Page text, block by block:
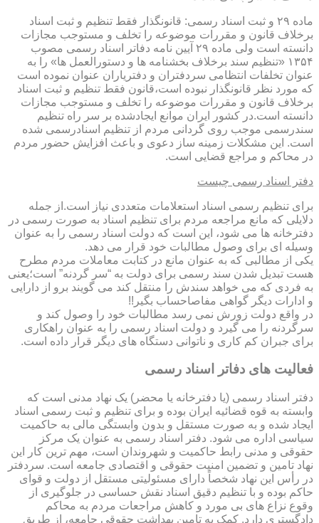
ماده ۲۹ و ثبت اسناد رسمی: قانونگذار فقط تنظیم و ثبت اسناد
برخلاف قانون و مقررات موضوعه را تخلف و مستوجب مجازات
دانسته است ولی ماده ۲۹ آیین نامه دفاتر اسناد رسمی مصوب
۱۳۵۴ «تنظیم سند برخلاف بخشنامه ها و دستورالعمل ها» را به
عنوان تخلفات انتظامی سردفتران و دفتریاران عنوان نموده است
که مورد نظر قانونگذار نبوده است،قانون فقط تنظیم و ثبت اسناد
برخلاف قانون و مقررات موضوعه را تخلف و مستوجب مجازات
دانسته است.در کشور ایران موانع ایجادشده بر سر راه تنظیم
سندرسمی موجب روی گردانی مردم از تنظیم اسنادرسمی شده
است. این مشکلات زمینه ساز دعوی و باعث افزایش حضور مردم
در محاکم و مراجع قضایی است.
دفتر اسناد رسمی چیست
برای تنظیم رسمی اسناد استعلامات متعددی نیاز است.از جمله
دلایلی که مانع مراجعه مردم برای تنظیم اسناد به صورت رسمی در
دفترخانه ها می شود، این است که دولت اسناد رسمی را به عنوان
وسیله ای برای وصول مطالبات خود قرار می دهد.
یکی از مطالبی که به عنوان مانع در کتابت معاملات مردم مطرح
هست تبدیل شدن سند رسمی برای دولت به “سر گردنه” است؛یعنی
به فردی که می خواهد سندش را منتقل کند می گویند برو از دارایی
و ادارات دیگر گواهی مفاصاحساب بگیر!!
در واقع دولت زورش نمی رسد مطالبات خود را وصول کند و
سرگردنه را می گیرد و دولت اسناد رسمی را به عنوان راهکاری
برای جبران کم کاری و ناتوانی دستگاه های دیگر قرار داده است.
فعالیت های دفاتر اسناد رسمی
دفتر اسناد رسمی (یا دفترخانه یا محضر) یک نهاد مدنی است که
وابسته به قوه قضائیه ایران بوده و برای تنظیم و ثبت رسمی اسناد
ایجاد شده و به صورت مستقل و بدون وابستگی مالی به حاکمیت
سیاسی اداره می شود. دفتر اسناد رسمی به عنوان یک مرکز
حقوقی و مدنی رابط حاکمیت و شهروندان است، مهم ترین کار این
نهاد تامین و تضمین امنیت حقوقی و اقتصادی جامعه است. سردفتر
در رأس این نهاد شخصاً دارای مسئولیتی مستقل از دولت و قوای
حاکم بوده و با تنظیم دقیق اسناد نقش حساسی در جلوگیری از
وقوع نزاع های بی مورد و کاهش مراجعات مردم به محاکم
دادگستری دارد. کمک به تامین بهداشت حقوقی جامعه، از طریق